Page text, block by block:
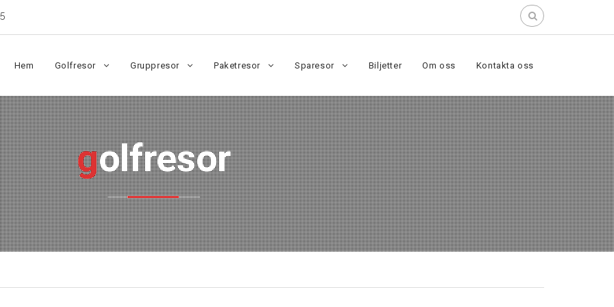
Search
for:
Hem Golfresor Gruppresor Paketresor Sparesor Biljetter Om oss Kontakta oss
golfresor